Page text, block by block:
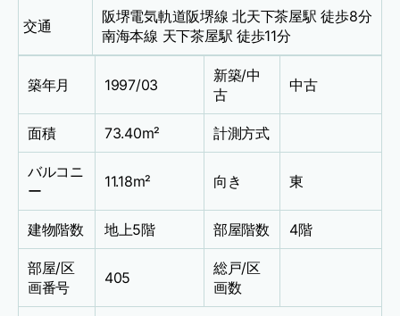
交通
阪堺電気軌道阪堺線 北天下茶屋駅 徒歩8分
南海本線 天下茶屋駅 徒歩11分
築年月 1997/03
新築/中
古
中古
面積 73.40m² 計測方式
バルコニ
ー
11.18m² 向き 東
建物階数 地上5階 部屋階数 4階
部屋/区
画番号
405
総戸/区
画数